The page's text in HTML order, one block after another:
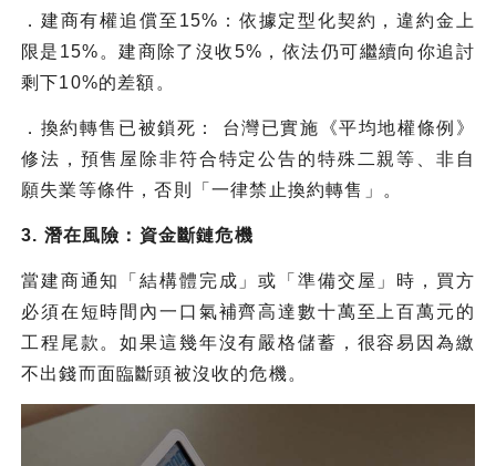
．建商有權追償至15%：依據定型化契約，違約金上
限是15%。建商除了沒收5%，依法仍可繼續向你追討
剩下10%的差額。
．換約轉售已被鎖死： 台灣已實施《平均地權條例》
修法，預售屋除非符合特定公告的特殊二親等、非自
願失業等條件，否則「一律禁止換約轉售」。
3. 潛在風險：資金斷鏈危機
當建商通知「結構體完成」或「準備交屋」時，買方
必須在短時間內一口氣補齊高達數十萬至上百萬元的
工程尾款。如果這幾年沒有嚴格儲蓄，很容易因為繳
不出錢而面臨斷頭被沒收的危機。